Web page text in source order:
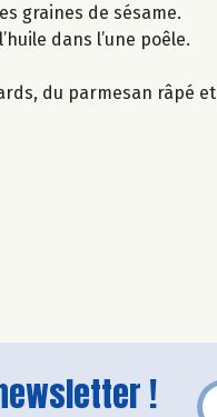
graines de sésame.
dans l’une poêle.
du parmesan râpé et
!